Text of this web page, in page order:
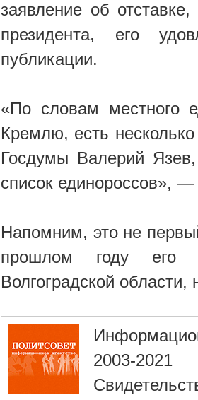
заявление об
президента, его
публикации.
«По словам местного
Кремлю, есть
Госдумы Валерий
список единороссов»,
Напомним, это не
прошлом году его
Волгоградской
2003-2021